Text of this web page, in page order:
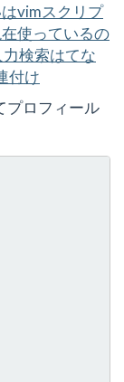
vimスクリプ
使っているの
力検索はてな
付け
プロフィール